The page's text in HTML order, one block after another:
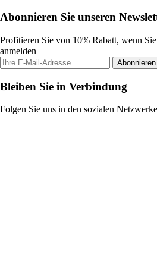
Abonnieren Sie unseren
Profitieren Sie von 10% Rabatt, wenn
anmelden
Abonnieren
Bleiben Sie in Verbindung
Folgen Sie uns in den sozialen